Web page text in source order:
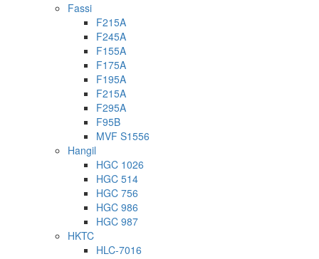
Fassi
F215A
F245A
F155A
F175A
F195A
F215A
F295A
F95B
MVF S1556
Hangil
HGC 1026
HGC 514
HGC 756
HGC 986
HGC 987
HKTC
HLC-7016